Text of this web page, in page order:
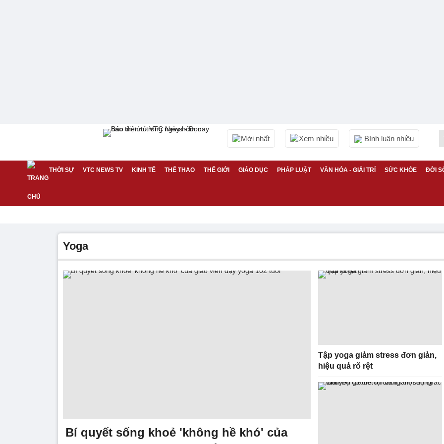
Mới nhất Xem nhiều Bình luận nhiều
THỜI SỰ VTC NEWS TV KINH TẾ THỂ THAO THẾ GIỚI GIÁO DỤC PHÁP LUẬT VĂN HÓA - GIẢI TRÍ SỨC KHỎE ĐỜI
Yoga
Bí quyết sống khoẻ 'không hề khó' của
Tập yoga giảm stress đơn giản,
hiệu quả rõ rệt